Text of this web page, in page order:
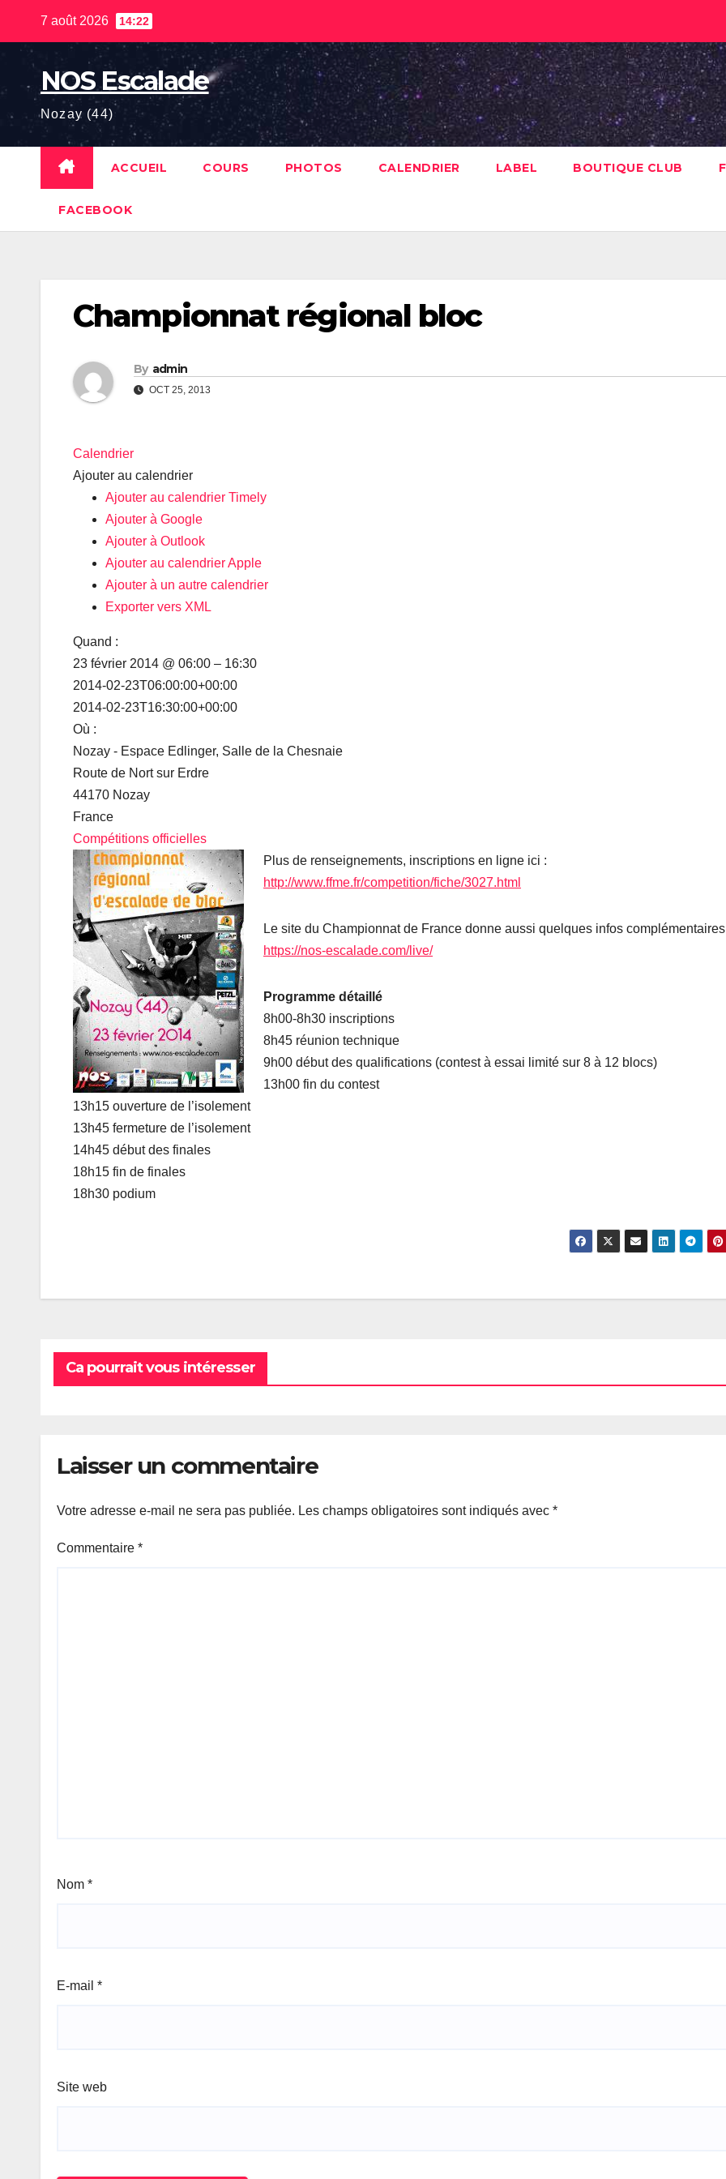
7 août 2026 14:22
NOS Escalade
Nozay (44)
ACCUEIL COURS PHOTOS CALENDRIER LABEL BOUTIQUE CLUB
FACEBOOK
Championnat régional bloc
By admin
OCT 25, 2013
Calendrier
Ajouter au calendrier
Ajouter au calendrier Timely
Ajouter à Google
Ajouter à Outlook
Ajouter au calendrier Apple
Ajouter à un autre calendrier
Exporter vers XML
Ce site Web vous appartient ?
Quand :
23 février 2014 @ 06:00 – 16:30
2014-02-23T06:00:00+00:00
2014-02-23T16:30:00+00:00
Où :
Nozay - Espace Edlinger, Salle de la Chesnaie
Route de Nort sur Erdre
44170 Nozay
France
Compétitions officielles
Plus de renseignements, inscriptions en ligne ici :
http://www.ffme.fr/competition/fiche/3027.html
Le site du Championnat de France donne aussi quelques infos
https://nos-escalade.com/live/
Programme détaillé
8h00-8h30 inscriptions
8h45 réunion technique
9h00 début des qualifications (contest à essai limité sur 8 à 12 blocs)
13h00 fin du contest
13h15 ouverture de l’isolement
13h45 fermeture de l’isolement
14h45 début des finales
18h15 fin de finales
18h30 podium
Ca pourrait vous intéresser
Laisser un commentaire
Votre adresse e-mail ne sera pas publiée. Les champs obligatoires sont indiqués avec *
Commentaire *
Nom *
E-mail *
Site web